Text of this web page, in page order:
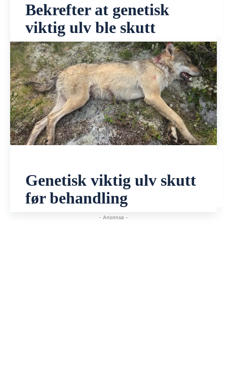
Bekrefter at genetisk
viktig ulv ble skutt
Genetisk viktig ulv skutt
før behandling
- Anonnse -